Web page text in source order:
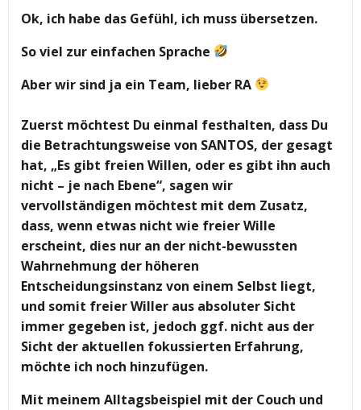
Ok, ich habe das Gefühl, ich muss übersetzen.
So viel zur einfachen Sprache
Aber wir sind ja ein Team, lieber RA
Zuerst möchtest Du einmal festhalten, dass Du
die Betrachtungsweise von SANTOS, der gesagt
hat, „Es gibt freien Willen, oder es gibt ihn auch
nicht – je nach Ebene“, sagen wir
vervollständigen möchtest mit dem Zusatz,
dass, wenn etwas nicht wie freier Wille
erscheint, dies nur an der nicht-bewussten
Wahrnehmung der höheren
Entscheidungsinstanz von einem Selbst liegt,
und somit freier Willer aus absoluter Sicht
immer gegeben ist, jedoch ggf. nicht aus der
Sicht der aktuellen fokussierten Erfahrung,
möchte ich noch hinzufügen.
Mit meinem Alltagsbeispiel mit der Couch und